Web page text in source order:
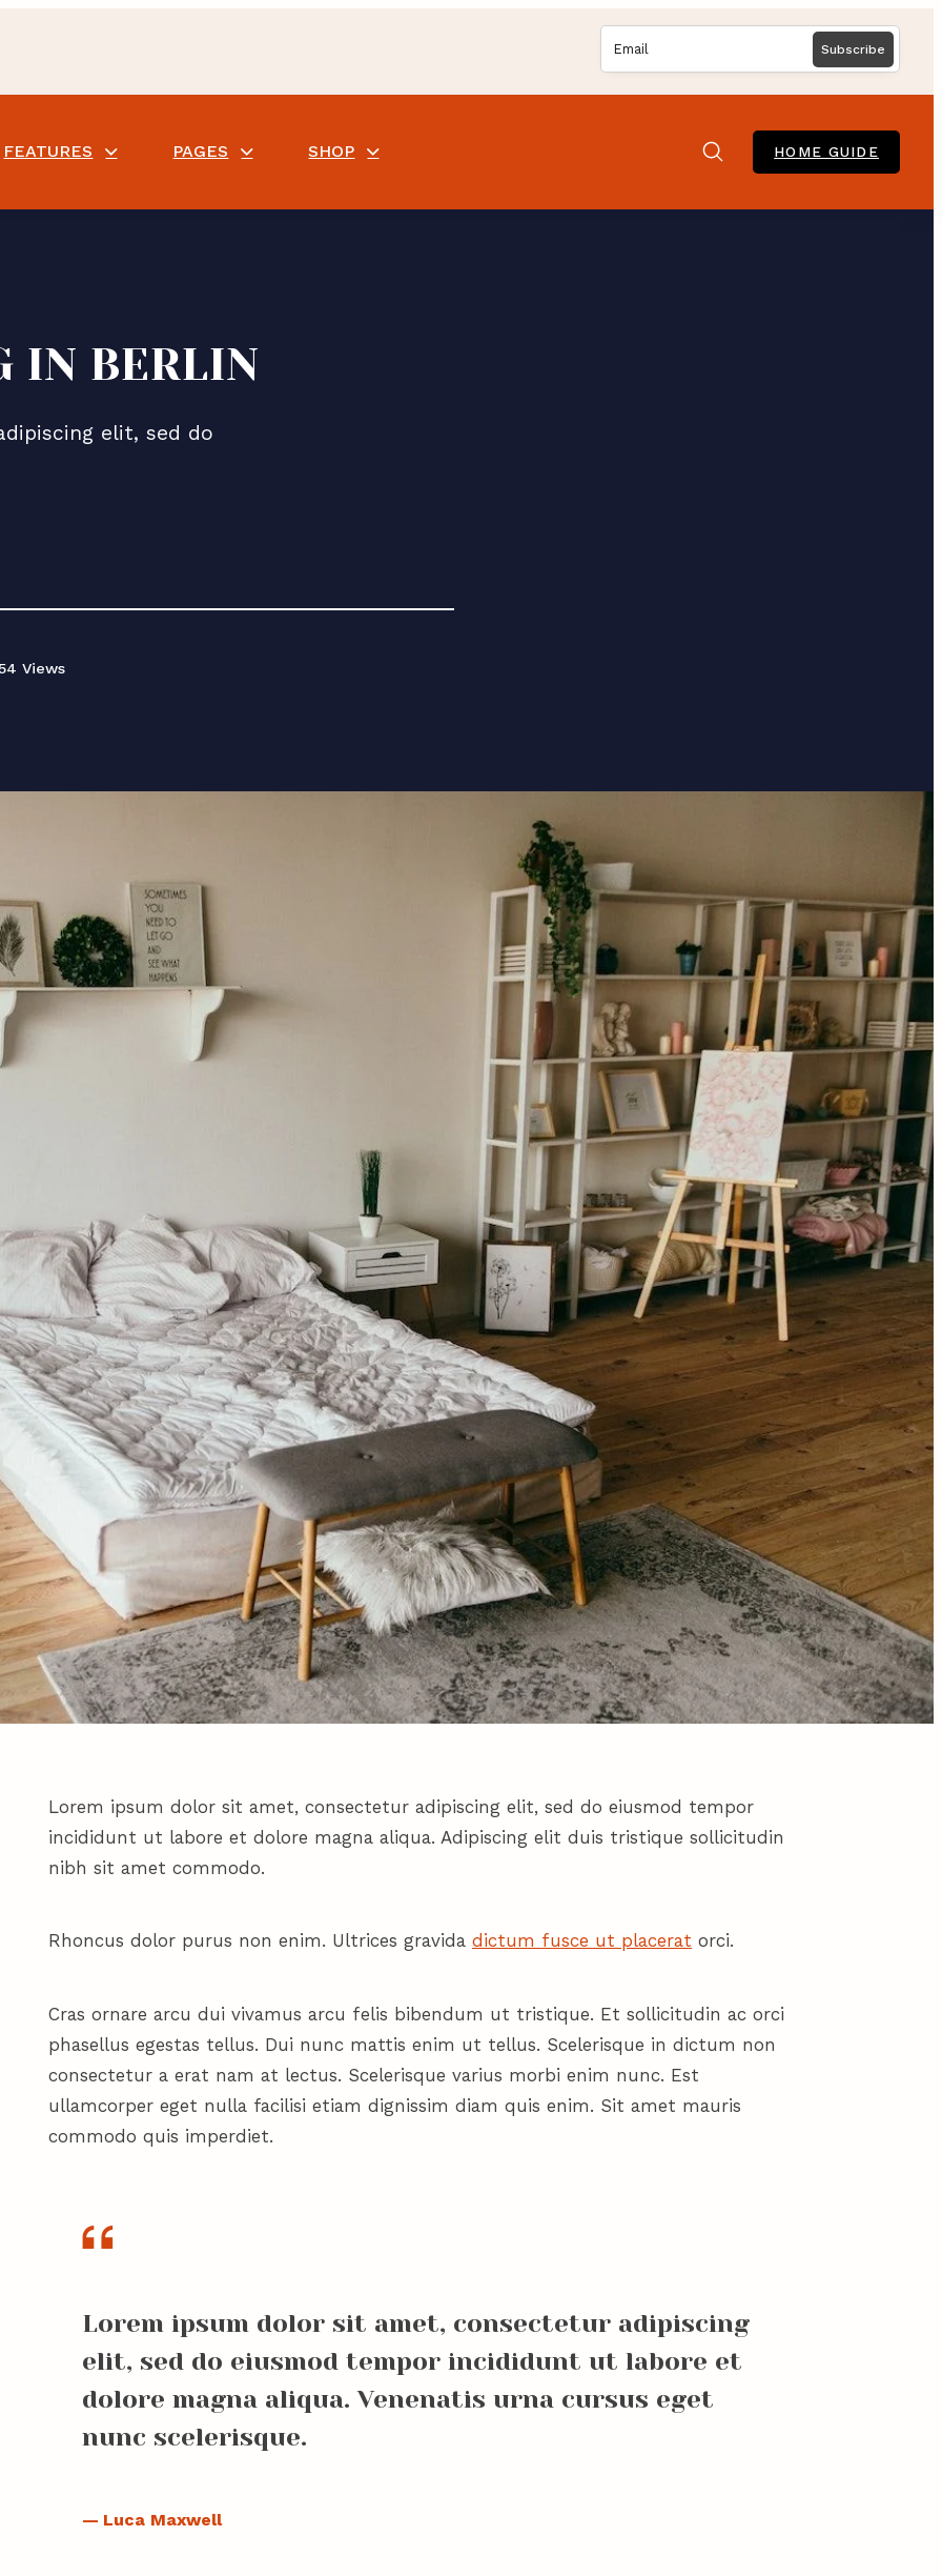
FEATURES PAGES SHOP HOME GUIDE
IN BERLIN
elit, sed do
54 Views
Lorem ipsum dolor sit amet, consectetur adipiscing elit, sed do eiusmod tempor
incididunt ut labore et dolore magna aliqua. Adipiscing elit duis tristique sollicitudin
nibh sit amet commodo.
Rhoncus dolor purus non enim. Ultrices gravida dictum fusce ut placerat orci.
Cras ornare arcu dui vivamus arcu felis bibendum ut tristique. Et sollicitudin ac orci
phasellus egestas tellus. Dui nunc mattis enim ut tellus. Scelerisque in dictum non
consectetur a erat nam at lectus. Scelerisque varius morbi enim nunc. Est
ullamcorper eget nulla facilisi etiam dignissim diam quis enim. Sit amet mauris
commodo quis imperdiet.
Lorem ipsum dolor sit amet, consectetur adipiscing
elit, sed do eiusmod tempor incididunt ut labore et
dolore magna aliqua. Venenatis urna cursus eget
nunc scelerisque.
Luca Maxwell